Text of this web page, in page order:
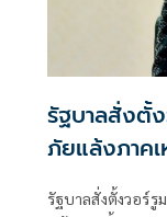
รัฐบาลสั่งตั้
ภัยแล้งภาค
รัฐบาลสั่งตั้งวอร์